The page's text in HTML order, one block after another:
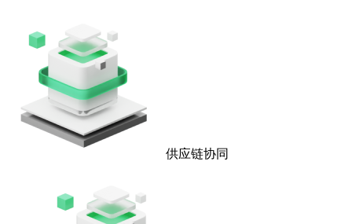
供应链协同